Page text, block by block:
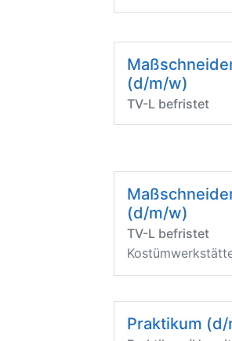
(d/m/w)
TV-L befristet
(d/m/w)
TV-L befristet
Praktikum